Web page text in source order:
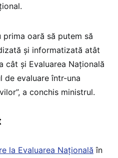
oară să putem să
și informatizată atât
cât și Evaluarea Națională
de evaluare într-una
a conchis ministrul.
la Evaluarea Naţională în